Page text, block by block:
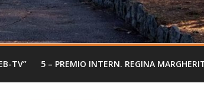
TV” 5 – PREMIO INTERN. REGINA